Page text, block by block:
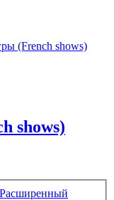
(French shows)
shows)
Расширенный